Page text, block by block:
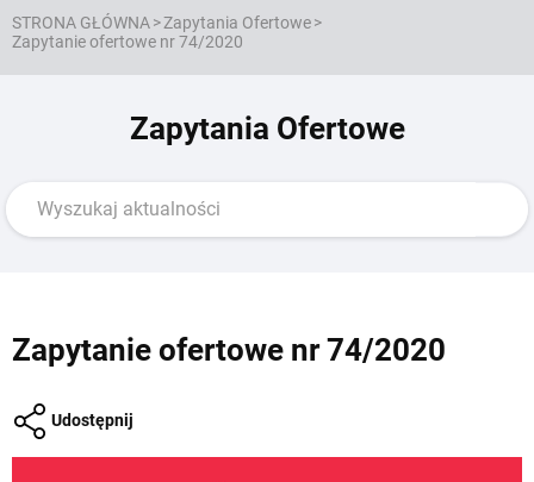
STRONA GŁÓWNA>Zapytania Ofertowe>
Zapytanie ofertowe nr 74/2020
Zapytania Ofertowe
Zapytanie ofertowe nr 74/2020
Udostępnij